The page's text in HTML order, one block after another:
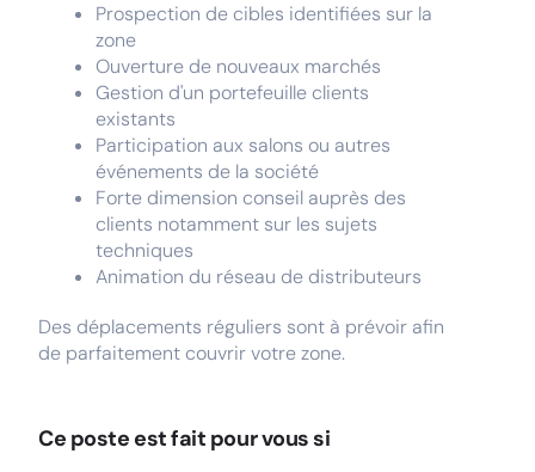
Prospection de cibles identifiées sur la
zone
Ouverture de nouveaux marchés
Gestion d'un portefeuille clients
existants
Participation aux salons ou autres
événements de la société
Forte dimension conseil auprès des
clients notamment sur les sujets
techniques
Animation du réseau de distributeurs
Des déplacements réguliers sont à prévoir afin
de parfaitement couvrir votre zone.
Ce poste est fait pour vous si